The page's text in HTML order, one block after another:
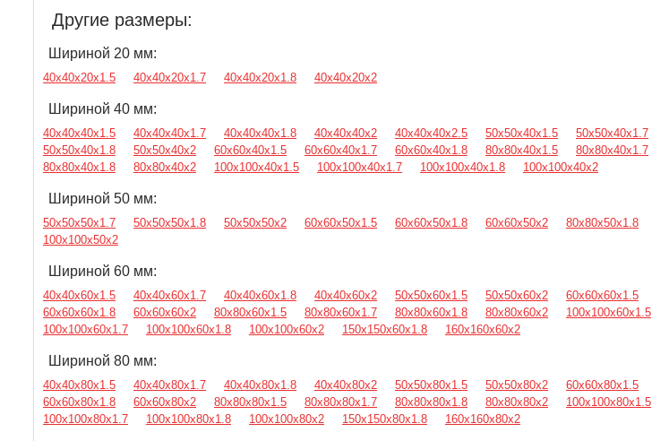
Другие размеры:
Шириной 20 мм:
40х40х20х1.5 40х40х20х1.7 40х40х20х1.8 40х40х20х2
Шириной 40 мм:
40х40х40х1.5 40х40х40х1.7 40х40х40х1.8 40х40х40х2 40х40х40х2.5 50х50х40х1.5
50х50х40х1.7
50х50х40х1.8
50х50х40х2 60х60х40х1.5 60х60х40х1.7 60х60х40х1.8 80х80х40х1.5
80х80х40х1.7
80х80х40х1.8
80х80х40х2 100х100х40х1.5 100х100х40х1.7 100х100х40х1.8 100х100х40х2
Шириной 50 мм:
50х50х50х1.7 50х50х50х1.8 50х50х50х2 60х60х50х1.5 60х60х50х1.8 60х60х50х2 80х80х50х1.8
100х100х50х2
Шириной 60 мм:
40х40х60х1.5 40х40х60х1.7 40х40х60х1.8 40х40х60х2 50х50х60х1.5 50х50х60х2 60х60х60х1.5
60х60х60х1.8
60х60х60х2 80х80х60х1.5 80х80х60х1.7 80х80х60х1.8 80х80х60х2
100х100х60х1.5
100х100х60х1.7
100х100х60х1.8 100х100х60х2 150х150х60х1.8 160х160х60х2
Шириной 80 мм:
40х40х80х1.5 40х40х80х1.7 40х40х80х1.8 40х40х80х2 50х50х80х1.5 50х50х80х2 60х60х80х1.5
60х60х80х1.8
60х60х80х2 80х80х80х1.5 80х80х80х1.7 80х80х80х1.8 80х80х80х2
100х100х80х1.5
100х100х80х1.7
100х100х80х1.8 100х100х80х2 150х150х80х1.8 160х160х80х2